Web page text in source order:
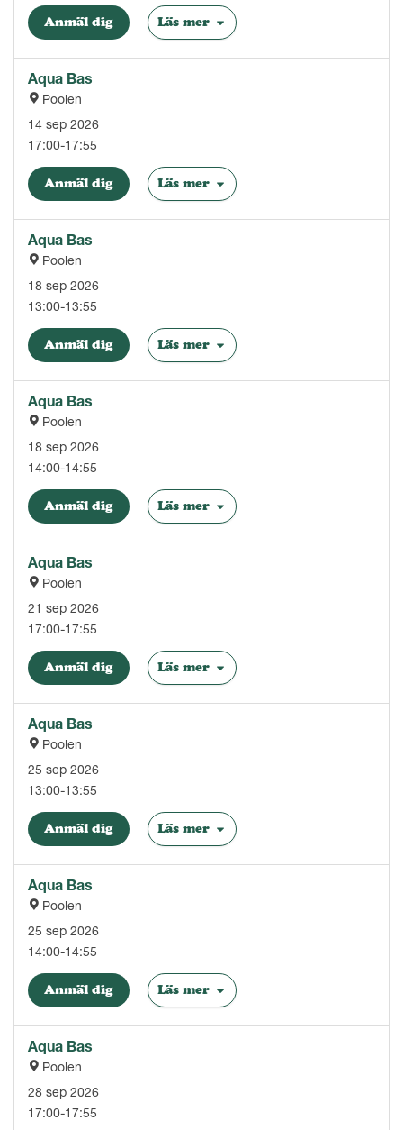
Anmäl dig Läs mer
Aqua Bas
Poolen
14 sep 2026
17:00-17:55
Anmäl dig Läs mer
Aqua Bas
Poolen
18 sep 2026
13:00-13:55
Anmäl dig Läs mer
Aqua Bas
Poolen
18 sep 2026
14:00-14:55
Anmäl dig Läs mer
Aqua Bas
Poolen
21 sep 2026
17:00-17:55
Anmäl dig Läs mer
Aqua Bas
Poolen
25 sep 2026
13:00-13:55
Anmäl dig Läs mer
Aqua Bas
Poolen
25 sep 2026
14:00-14:55
Anmäl dig Läs mer
Aqua Bas
Poolen
28 sep 2026
17:00-17:55